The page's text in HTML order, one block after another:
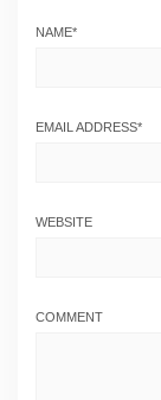
NAME*
EMAIL ADDRESS*
WEBSITE
COMMENT